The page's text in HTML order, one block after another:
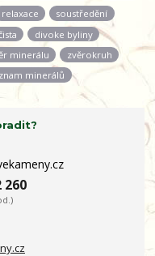
relaxace
soustředění
divoke byliny
minerálu
zvěrokruh
minerálů
260